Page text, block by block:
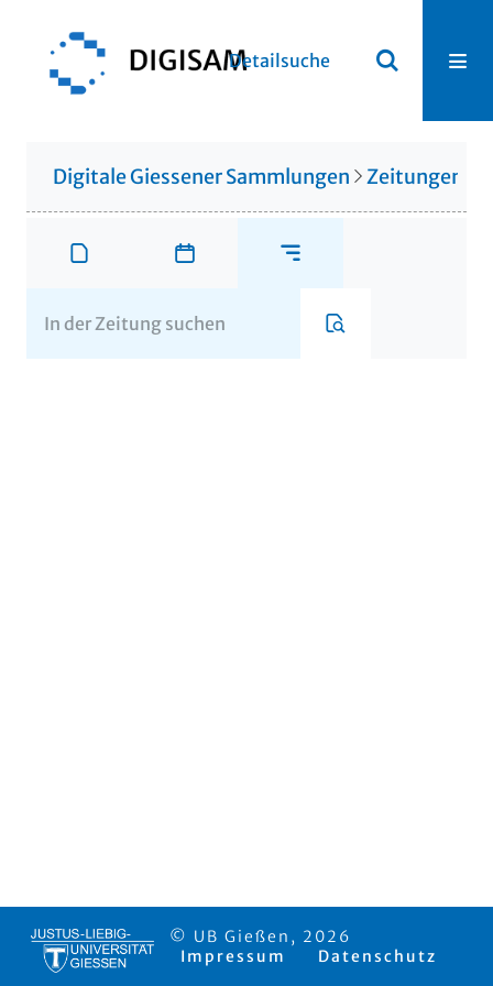
Detailsuche
Digitale Giessener Sammlungen Zeitungen
© UB Gießen, 2026
Impressum
Datenschutz